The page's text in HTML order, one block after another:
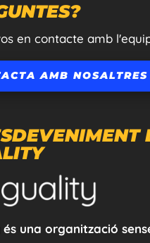
en contacte amb
AMB NOSALTRES
una organització